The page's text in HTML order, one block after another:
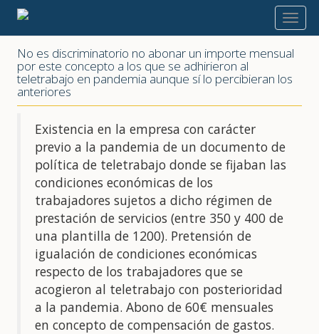
2022
No es discriminatorio no abonar un importe mensual
por este concepto a los que se adhirieron al
teletrabajo en pandemia aunque sí lo percibieran los
anteriores
Existencia en la empresa con carácter
previo a la pandemia de un documento de
política de teletrabajo donde se fijaban las
condiciones económicas de los
trabajadores sujetos a dicho régimen de
prestación de servicios (entre 350 y 400 de
una plantilla de 1200). Pretensión de
igualación de condiciones económicas
respecto de los trabajadores que se
acogieron al teletrabajo con posterioridad
a la pandemia. Abono de 60€ mensuales
en concepto de compensación de gastos.